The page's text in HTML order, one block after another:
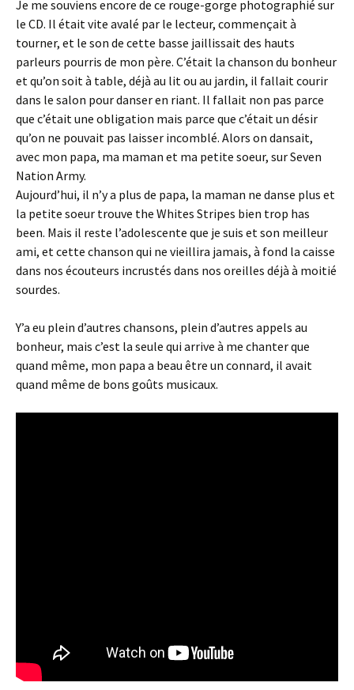
Je me souviens encore de ce rouge-gorge photographié sur
le CD. Il était vite avalé par le lecteur, commençait à
tourner, et le son de cette basse jaillissait des hauts
parleurs pourris de mon père. C’était la chanson du bonheur
et qu’on soit à table, déjà au lit ou au jardin, il fallait courir
dans le salon pour danser en riant. Il fallait non pas parce
que c’était une obligation mais parce que c’était un désir
qu’on ne pouvait pas laisser incomblé. Alors on dansait,
avec mon papa, ma maman et ma petite soeur, sur Seven
Nation Army.
Aujourd’hui, il n’y a plus de papa, la maman ne danse plus et
la petite soeur trouve the Whites Stripes bien trop has
been. Mais il reste l’adolescente que je suis et son meilleur
ami, et cette chanson qui ne vieillira jamais, à fond la caisse
dans nos écouteurs incrustés dans nos oreilles déjà à moitié
sourdes.
Y’a eu plein d’autres chansons, plein d’autres appels au
bonheur, mais c’est la seule qui arrive à me chanter que
quand même, mon papa a beau être un connard, il avait
quand même de bons goûts musicaux.